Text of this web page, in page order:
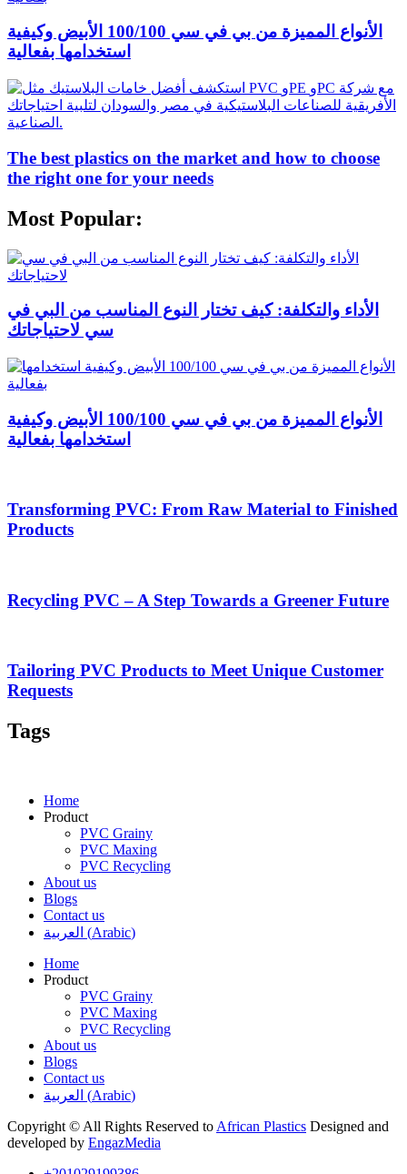
الأنواع المميزة من بي في سي 100/100 الأبيض وكيفية
استخدامها بفعالية
The best plastics on the market and how to choose
the right one for your needs
Most Popular:
الأداء والتكلفة: كيف تختار النوع المناسب من البي في
سي لاحتياجاتك
الأنواع المميزة من بي في سي 100/100 الأبيض وكيفية
استخدامها بفعالية
Transforming PVC: From Raw Material to Finished
Products
Recycling PVC – A Step Towards a Greener Future
Tailoring PVC Products to Meet Unique Customer
Requests
Tags
Home
Product
PVC Grainy
PVC Maxing
PVC Recycling
About us
Blogs
Contact us
العربية (Arabic)
Home
Product
PVC Grainy
PVC Maxing
PVC Recycling
About us
Blogs
Contact us
العربية (Arabic)
Copyright © All Rights Reserved to African Plastics Designed and
developed by EngazMedia